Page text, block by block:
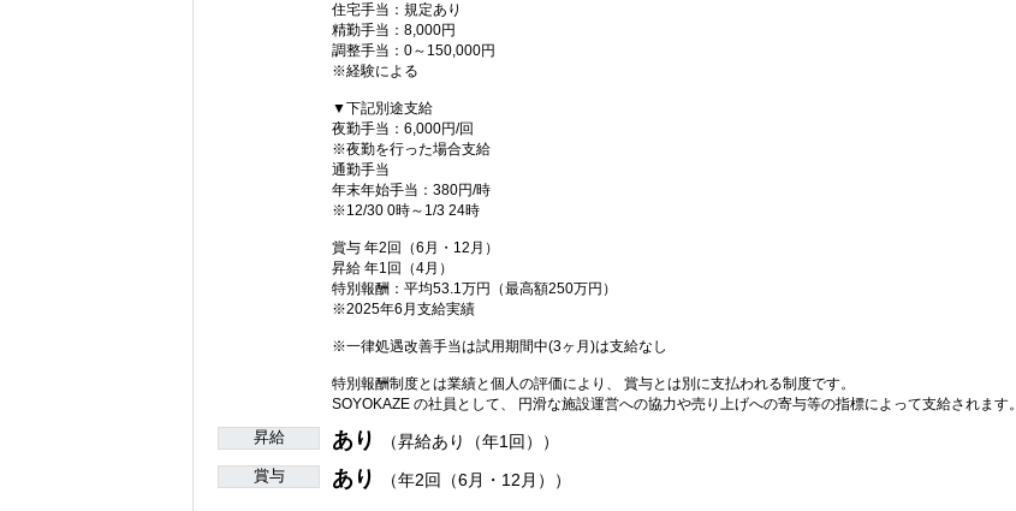
住宅手当：規定あり
精勤手当：8,000円
調整手当：0～150,000円
※経験による
▼下記別途支給
夜勤手当：6,000円/回
※夜勤を行った場合支給
通勤手当
年末年始手当：380円/時
※12/30 0時～1/3 24時
賞与 年2回（6月・12月）
昇給 年1回（4月）
特別報酬：平均53.1万円（最高額250万円）
※2025年6月支給実績
※一律処遇改善手当は試用期間中(3ヶ月)は支給なし
特別報酬制度とは業績と個人の評価により、 賞与とは別に支払われる制度です。
SOYOKAZE の社員として、 円滑な施設運営への協力や売り上げへの寄与等の指標によって支給されます。
昇給 あり （昇給あり（年1回））
賞与 あり （年2回（6月・12月））